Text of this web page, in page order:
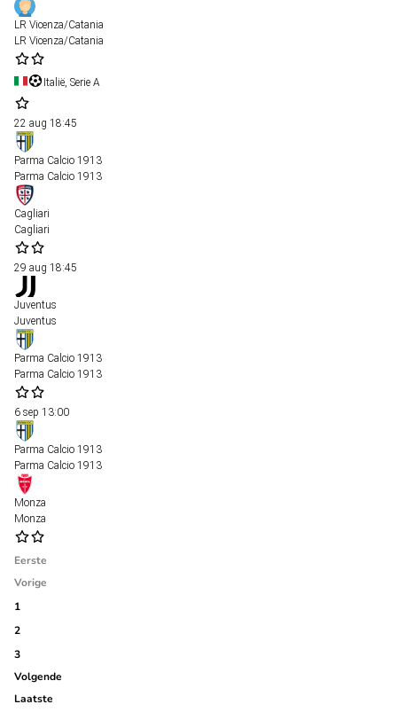
LR Vicenza/Catania
LR Vicenza/Catania
Italië, Serie A
22 aug 18:45
Parma Calcio 1913
Parma Calcio 1913
Cagliari
Cagliari
29 aug 18:45
Juventus
Juventus
Parma Calcio 1913
Parma Calcio 1913
6 sep 13:00
Parma Calcio 1913
Parma Calcio 1913
Monza
Monza
Eerste
Vorige
1
2
3
Volgende
Laatste